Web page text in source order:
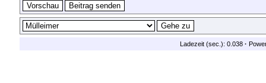
Ladezeit (sec.): 0.038 ·